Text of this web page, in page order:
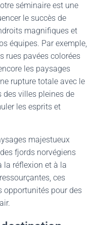
séminaire est une
le succès de
magnifiques et
équipes. Par exemple,
rues pavées colorées
les paysages
rupture totale avec le
villes pleines de
les esprits et
majestueux
fjords norvégiens
la réflexion et à la
ces
opportunités pour des